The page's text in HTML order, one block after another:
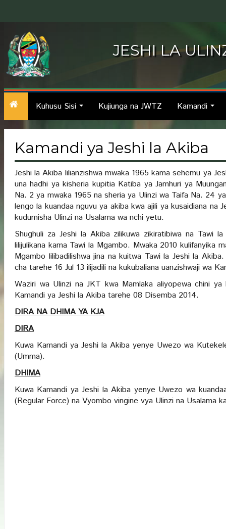
JESHI LA
Kuhusu Sisi Kujiunga na JWTZ Kamandi
Kamandi ya Jeshi la Akiba
Jeshi la Akiba lilianzishwa mwaka 1965 kama sehemu ya
una hadhi ya kisheria kupitia Katiba ya Jamhuri ya
Na. 2 ya mwaka 1965 na sheria ya Ulinzi wa Taifa Na. 24
lengo la kuandaa nguvu ya akiba kwa ajili ya kusaidiana
kudumisha Ulinzi na Usalama wa nchi yetu.
Shughuli za Jeshi la Akiba zilikuwa zikiratibiwa na Tawi
lilijulikana kama Tawi la Mgambo. Mwaka 2010 kulifanyika
Mgambo lilibadilishwa jina na kuitwa Tawi la Jeshi la
cha tarehe 16 Jul 13 ilijadili na kukubaliana uanzishwaji wa
Waziri wa Ulinzi na JKT kwa Mamlaka aliyopewa chini
Kamandi ya Jeshi la Akiba tarehe 08 Disemba 2014.
DIRA NA DHIMA YA KJA
DIRA
Kuwa Kamandi ya Jeshi la Akiba yenye Uwezo wa
(Umma).
DHIMA
Kuwa Kamandi ya Jeshi la Akiba yenye Uwezo wa
(Regular Force) na Vyombo vingine vya Ulinzi na Usalama